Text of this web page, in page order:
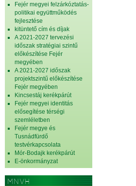
Fejér megyei felzárkóztatás-
politikai együttműködés
fejlesztése
kitüntető cím és díjak
A 2021-2027 tervezési
időszak stratégiai szintű
előkészítése Fejér
megyében
A 2021-2027 időszak
projektszintű előkészítése
Fejér megyében
Kincsestáj kerékpárút
Fejér megyei identitás
elősegítése térségi
szemléletben
Fejér megye és
Tusnádfürdő
testvérkapcsolata
Mór-Bodajk kerékpárút
E-önkormányzat
MNVH